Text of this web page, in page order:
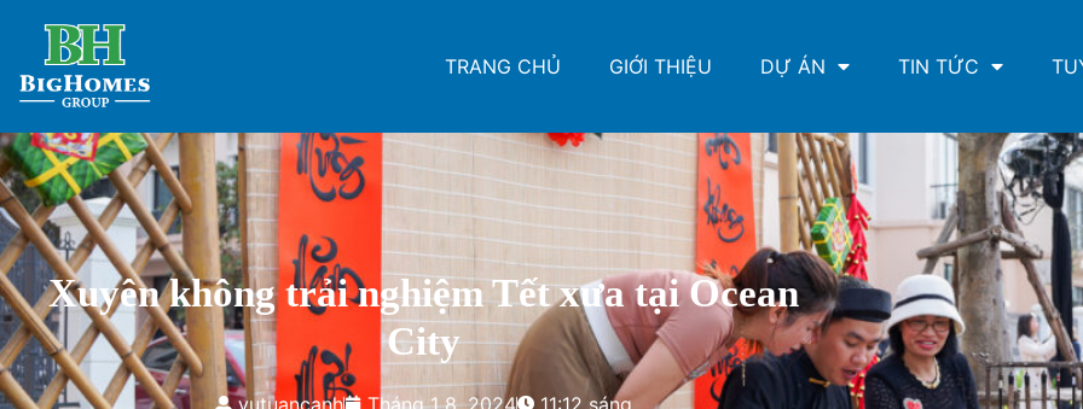
TRANG CHỦ GIỚI THIỆU DỰ ÁN TIN TỨC
Xuyên không trải nghiệm Tết xưa tại Ocean
City
vutuancanh Tháng 1 8, 2024 11:12 sáng